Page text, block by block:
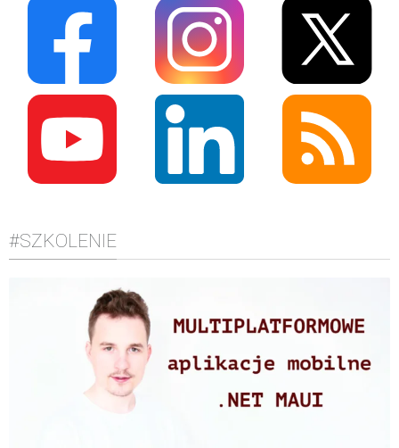
WYDARZENIA
BIZNES
PO GODZINACH
KONTAKT
#SZKOLENIE